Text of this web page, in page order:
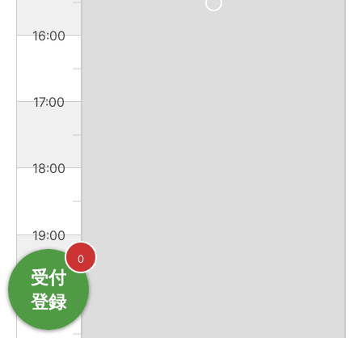
16:00
17:00
18:00
19:00
20:00
0
受付
登録